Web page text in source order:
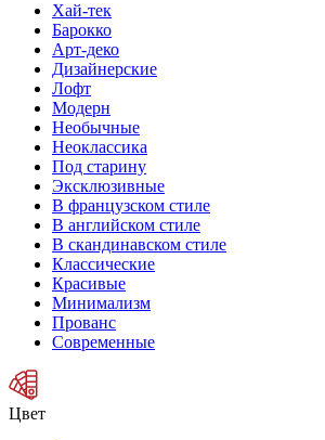
Хай-тек
Барокко
Арт-деко
Дизайнерские
Лофт
Модерн
Необычные
Неоклассика
Под старину
Эксклюзивные
В французском стиле
В английском стиле
В скандинавском стиле
Классические
Красивые
Минимализм
Прованс
Современные
Цвет